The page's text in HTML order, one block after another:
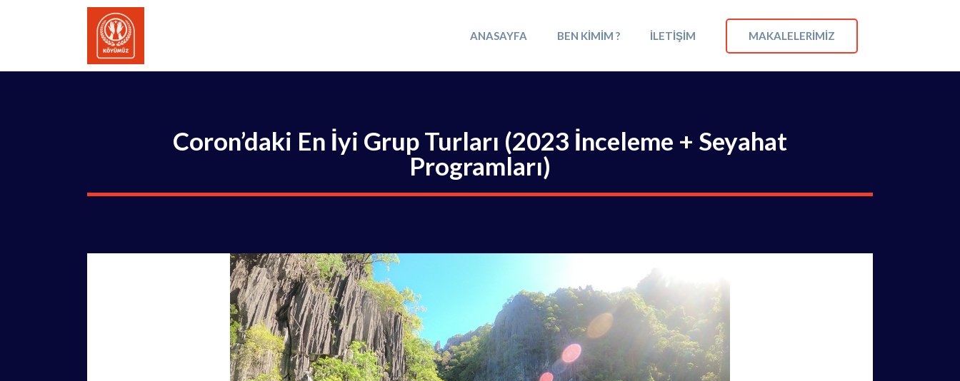
ANASAYFA BEN KIMIM ? İLETIŞIM MAKALELERIMIZ
Coron’daki En İyi Grup Turları (2023 İnceleme + Seyahat
Programları)